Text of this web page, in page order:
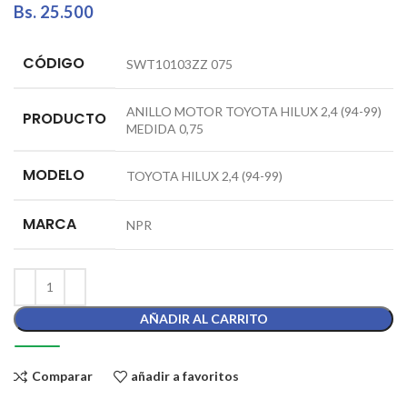
Bs. 25.500
CÓDIGO SWT10103ZZ 075
PRODUCTO
ANILLO MOTOR TOYOTA HILUX 2,4 (94-99)
MEDIDA 0,75
MODELO TOYOTA HILUX 2,4 (94-99)
MARCA NPR
AÑADIR AL CARRITO
Comparar añadir a favoritos